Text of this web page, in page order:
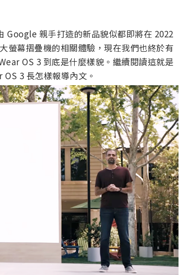
Google 親手打造的新品貌似都即將在 2022
螢幕摺疊機的相關體驗，現在我們也終於有
OS 3 到底是什麼樣貌。繼續閱讀這就是
3 長怎樣報導內文。